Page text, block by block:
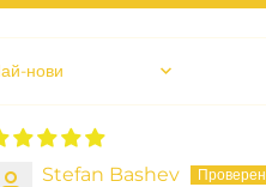
by
Stefan Bashev